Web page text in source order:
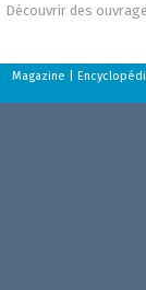
Découvrir des
Magazine